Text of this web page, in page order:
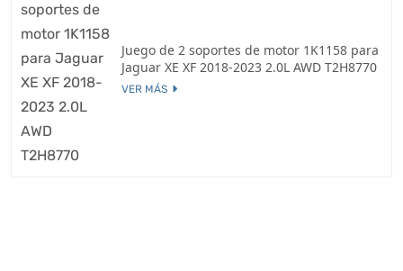
Juego de 2 soportes de motor 1K1158 para
Jaguar XE XF 2018-2023 2.0L AWD T2H8770
VER MÁS